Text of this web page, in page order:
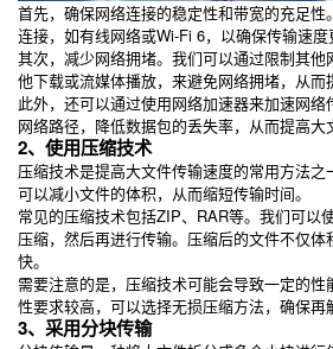
首先，确保网络连接的稳定性和带宽的充足
连接，如有线网络或Wi-Fi 6，以确保传输速度
其次，减少网络拥堵。我们可以通过限制其
他下载或流媒体播放，来避免网络拥堵，从而
此外，还可以通过使用网络加速器来加速网
网络路径，降低数据包的丢失率，从而提高大
2、使用压缩技术
压缩技术是提高大文件传输速度的常用方法之
可以减小文件的体积，从而缩短传输时间。
常见的压缩技术包括ZIP、RAR等。我们可以
压缩，然后再进行传输。压缩后的文件不仅
快。
需要注意的是，压缩技术可能会导致一定的
性要求较高，可以选择无损压缩方法，确保再
3、采用分块传输